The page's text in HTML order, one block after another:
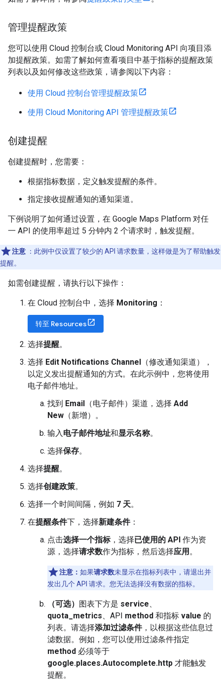
管理提醒政策
您可以使用 Cloud 控制台或 Cloud Monitoring API 向项目添
加提醒政策。如需了解如何查看项目中基于指标的提醒政策
列表以及如何修改这些政策，请参阅以下内容：
使用 Cloud 控制台管理提醒政策
使用 Cloud Monitoring API 管理提醒政策
创建提醒
创建提醒时，您需要：
根据指标数据，定义触发提醒的条件。
指定接收提醒通知的通知渠道。
下例说明了如何通过设置，在 Google Maps Platform 对任
一 API 的使用率超过 5 分钟内 2 个请求时，触发提醒。
注意 ：此例中仅设置了较少的 API 请求数量，这样做是为了帮助触发
提醒。
如需创建提醒，请执行以下操作：
在 Cloud 控制台中，选择 Monitoring ：
转至 Resources
选择提醒。
选择 Edit Notifications Channel （修改通知渠道），
以定义发出提醒通知的方式。在此示例中，您将使用
电子邮件地址。
找到 Email （电子邮件）渠道，选择 Add
New （新增）。
输入 电子邮件地址和显示名称。
选择保存。
选择提醒。
选择创建政策。
选择一个时间间隔，例如 7 天。
在提醒条件下，选择新建条件：
点击选择一个指标，选择已使用的 API 作为资
源，选择请求数作为指标，然后选择应用 。
注意： 如果请求数未显示在指标列表中，请退出并
发出几个 API 请求。您无法选择没有数据的指标。
（可选） 图表下方是 service
quota_metrics 、API method 和指标 value 的
列表。请选择添加过滤条件，以根据这些信息过
滤数据。例如，您可以使用过滤条件指定
method 必须等于
google.places.Autocomplete.http 才能触发
提醒。